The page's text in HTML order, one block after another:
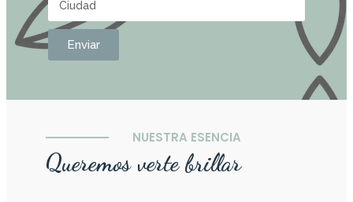
Enviar
NUESTRA ESENCIA
Queremos verte brillar